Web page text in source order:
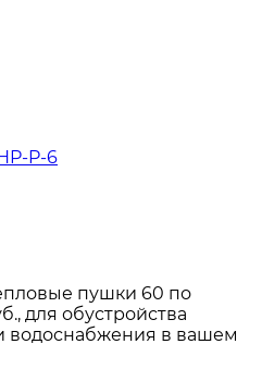
P-6
пушки 60 по
, для обустройства
водоснабжения в вашем